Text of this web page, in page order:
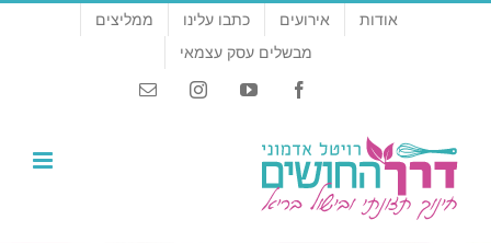
דלג
אודות אירועים כתבו עלינו
ממליצים
מבשלים עסק עצמאי
Facebook
YouTube
Instagram
Email